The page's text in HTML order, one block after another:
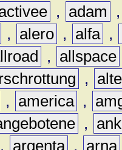
, adam
, alero , alfa ,
, allspace
,
, america ,
,
, argenta , arna